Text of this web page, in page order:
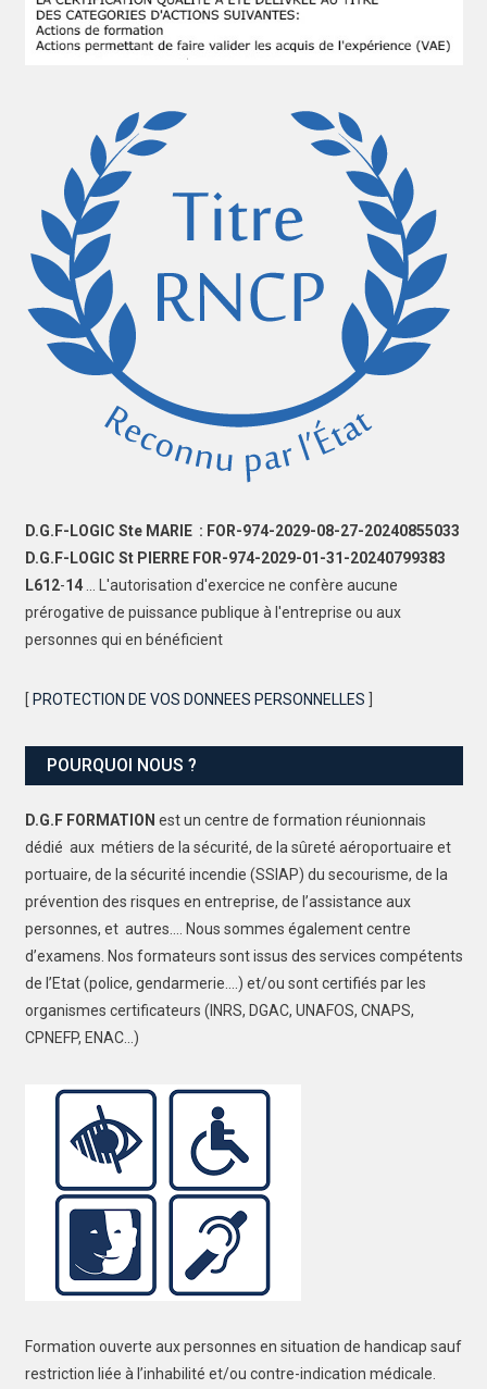
D.G.F-LOGIC Ste MARIE : FOR-974-2029-08-27-20240855033
D.G.F-LOGIC St PIERRE FOR-974-2029-01-31-20240799383
L612-14... L'autorisation d'exercice ne confère aucune
prérogative de puissance publique à l'entreprise ou aux
personnes qui en bénéficient
[ PROTECTION DE VOS DONNEES PERSONNELLES
POURQUOI NOUS ?
D.G.F FORMATION est un centre de formation réunionnais
dédié aux métiers de la sécurité, de la sûreté aéroportuaire et
portuaire, de la sécurité incendie (SSIAP) du secourisme, de la
prévention des risques en entreprise, de l’assistance aux
personnes, et autres…. Nous sommes également centre
d’examens. Nos formateurs sont issus des services compétents
de l’Etat (police, gendarmerie….) et/ou sont certifiés par les
organismes certificateurs (INRS, DGAC, UNAFOS, CNAPS,
CPNEFP, ENAC…)
Formation ouverte aux personnes en situation de handicap sauf
restriction liée à l’inhabilité et/ou contre-indication médicale.